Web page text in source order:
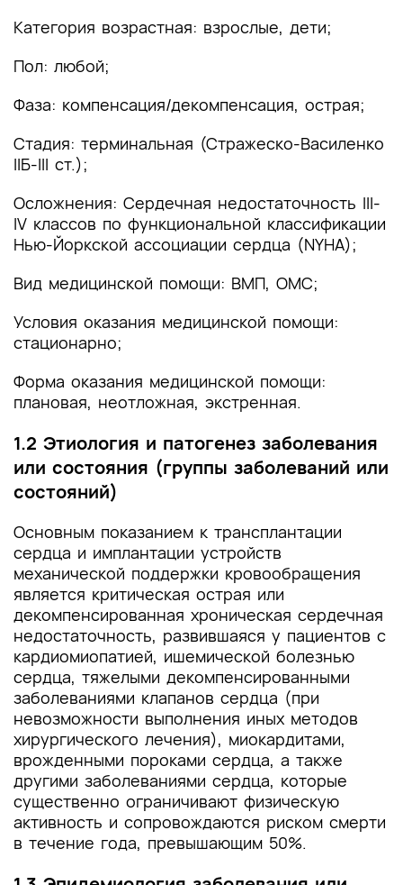
Категория возрастная: взрослые, дети;
Пол: любой;
Фаза: компенсация/декомпенсация, острая;
Стадия: терминальная (Стражеско-Василенко
IIБ-III ст.);
Осложнения: Сердечная недостаточность III-
IV классов по функциональной классификации
Нью-Йоркской ассоциации сердца (NYHA);
Вид медицинской помощи: ВМП, ОМС;
Условия оказания медицинской помощи:
стационарно;
Форма оказания медицинской помощи:
плановая, неотложная, экстренная.
1.2 Этиология и патогенез заболевания
или состояния (группы заболеваний или
состояний)
Основным показанием к трансплантации
сердца и имплантации устройств
механической поддержки кровообращения
является критическая острая или
декомпенсированная хроническая сердечная
недостаточность, развившаяся у пациентов с
кардиомиопатией, ишемической болезнью
сердца, тяжелыми декомпенсированными
заболеваниями клапанов сердца (при
невозможности выполнения иных методов
хирургического лечения), миокардитами,
врожденными пороками сердца, а также
другими заболеваниями сердца, которые
существенно ограничивают физическую
активность и сопровождаются риском смерти
в течение года, превышающим 50%.